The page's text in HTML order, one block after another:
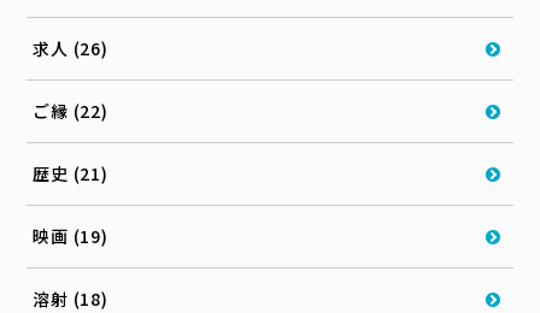
求人 (26)
ご縁 (22)
歴史 (21)
映画 (19)
溶射 (18)